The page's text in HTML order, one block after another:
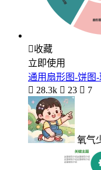
收藏
立即使用
通用扇形图-饼图-
 28.3k  23  7
氧气